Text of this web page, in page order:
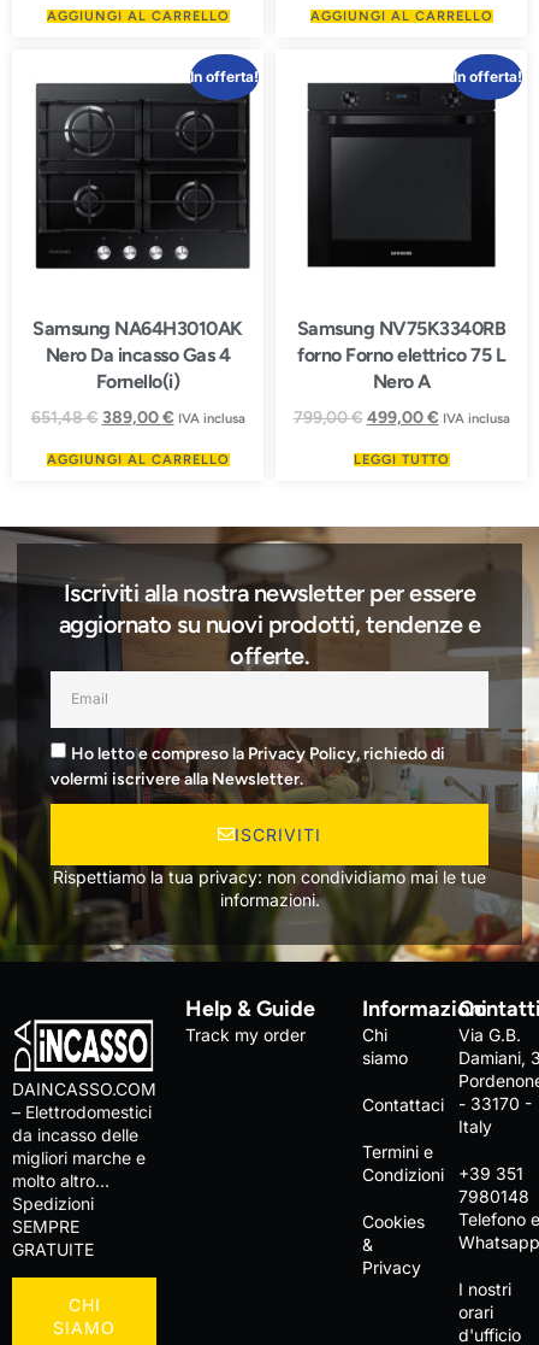
AGGIUNGI AL CARRELLO AGGIUNGI AL CARRELLO
In offerta!
Samsung NA64H3010AK
Nero Da incasso Gas 4
Fornello(i)
651,48€ 389,00€ IVA inclusa
AGGIUNGI AL CARRELLO
In offerta!
Samsung NV75K3340RB
forno Forno elettrico 75 L
Nero A
799,00€ 499,00€ IVA inclusa
LEGGI TUTTO
Iscriviti alla nostra newsletter per essere
aggiornato su nuovi prodotti, tendenze e
offerte.
Ho letto e compreso la Privacy Policy, richiedo di
volermi iscrivere alla Newsletter.
ISCRIVITI
Rispettiamo la tua privacy: non condividiamo mai le tue
informazioni.
DAINCASSO.COM
– Elettrodomestici
da incasso delle
migliori marche e
molto altro…
Spedizioni
SEMPRE
GRATUITE
CHI
SIAMO
Help & Guide
Track my order
Informazioni
Chi
siamo
Contattaci
Termini e
Condizioni
Cookies
&
Privacy
Via G.B.
Damiani,
- 33170 -
Italy
+39 351
7980148
Telefono
I nostri
orari
d'ufficio